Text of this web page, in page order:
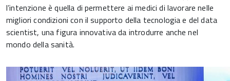
l’intenzione è quella di permettere ai medici di lavorare nelle
migliori condizioni con il supporto della tecnologia e del data
scientist, una figura innovativa da introdurre anche nel
mondo della sanità.